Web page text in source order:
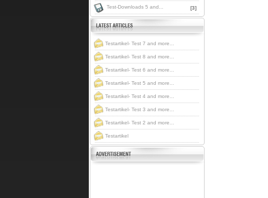
Test-Downloads 5 and... [3]
Testartikel- Test 7 and more...
Testartikel- Test 8 and more...
Testartikel- Test 6 and more...
Testartikel- Test 5 and more...
Testartikel- Test 4 and more...
Testartikel- Test 3 and more...
Testartikel- Test 2 and more...
Testartikel